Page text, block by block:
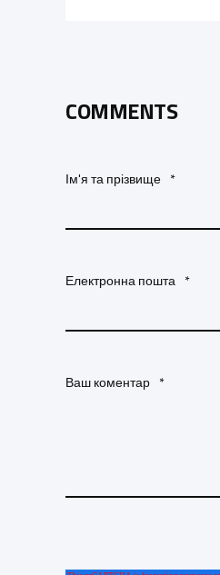
COMMENTS
Ім'я та прізвище *
Електронна пошта *
Ваш коментар *